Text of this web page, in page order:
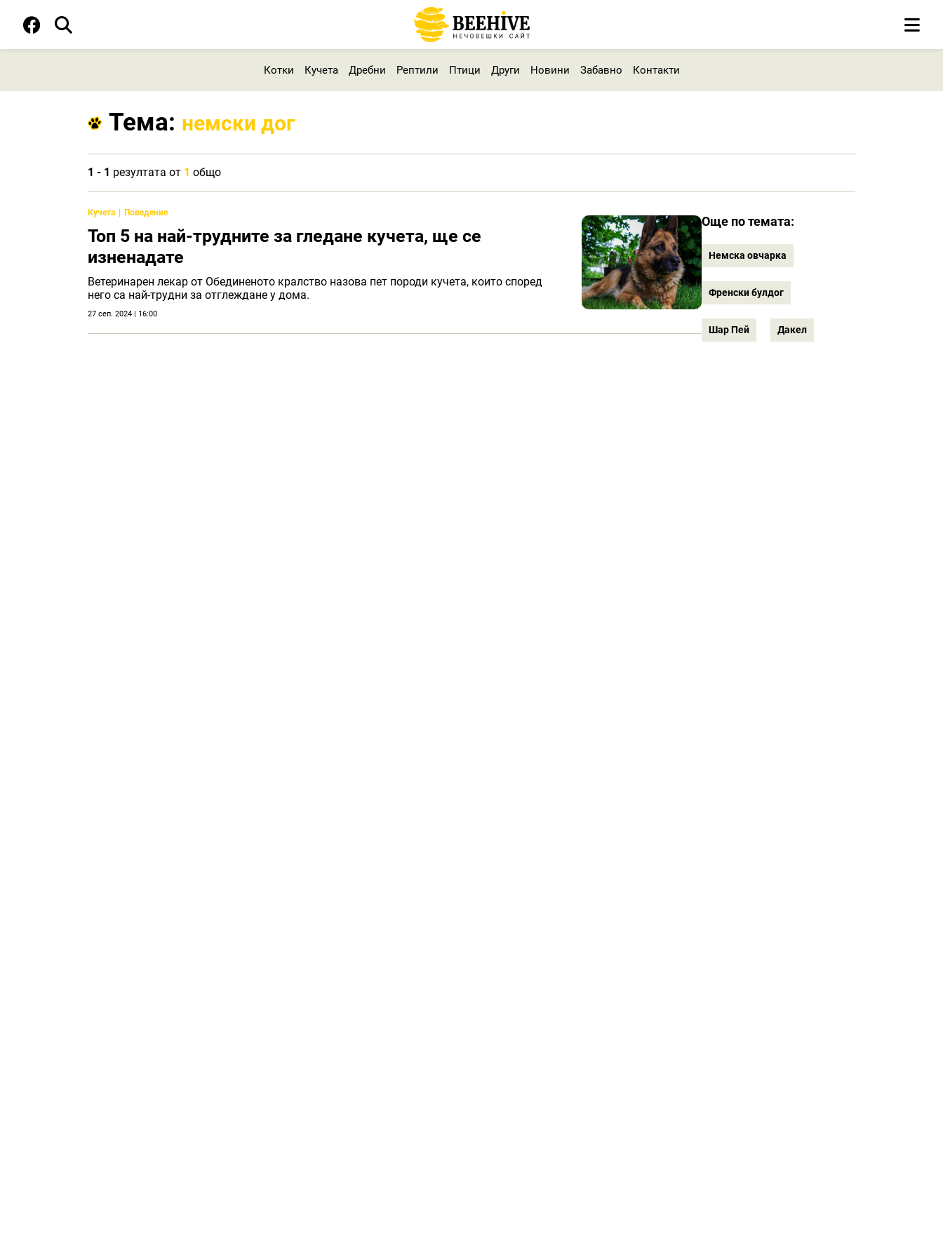
Котки Кучета Дребни Рептили Птици Други Новини Забавно Контакти
Тема: немски дог
1 - 1 резултата от 1 общо
Кучета Поведение
Топ 5 на най-трудните за гледане кучета, ще се
изненадате
Ветеринарен лекар от Обединеното кралство назова пет породи кучета, които според
него са най-трудни за отглеждане у дома.
27 сеп. 2024 | 16:00
Още по темата:
Немска овчарка
Френски булдог
Шар Пей Дакел